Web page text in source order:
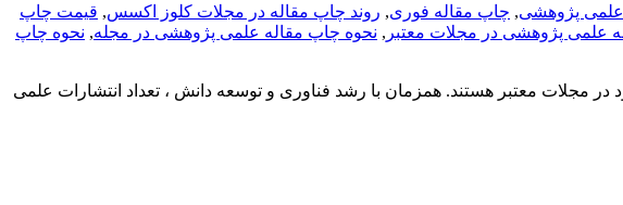
پژوهشی, چاپ مقاله فوری, روند چاپ مقاله در مجلات کلوز اکسس, قیمت چاپ
علمی پژوهشی در مجلات معتبر , نحوه چاپ مقاله علمی پژوهشی در مجله, نحوه چاپ
مجلات معتبر هستند. همزمان با رشد فناوری و توسعه دانش ، تعداد انتشارات علمی